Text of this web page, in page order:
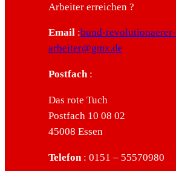
Arbeiter erreichen ?
Email:bund-revolutionaerer-
arbeiter@gmx.de
Postfach:
Das rote Tuch
Postfach 10 08 02
45008 Essen
Telefon: 0151 – 55570980